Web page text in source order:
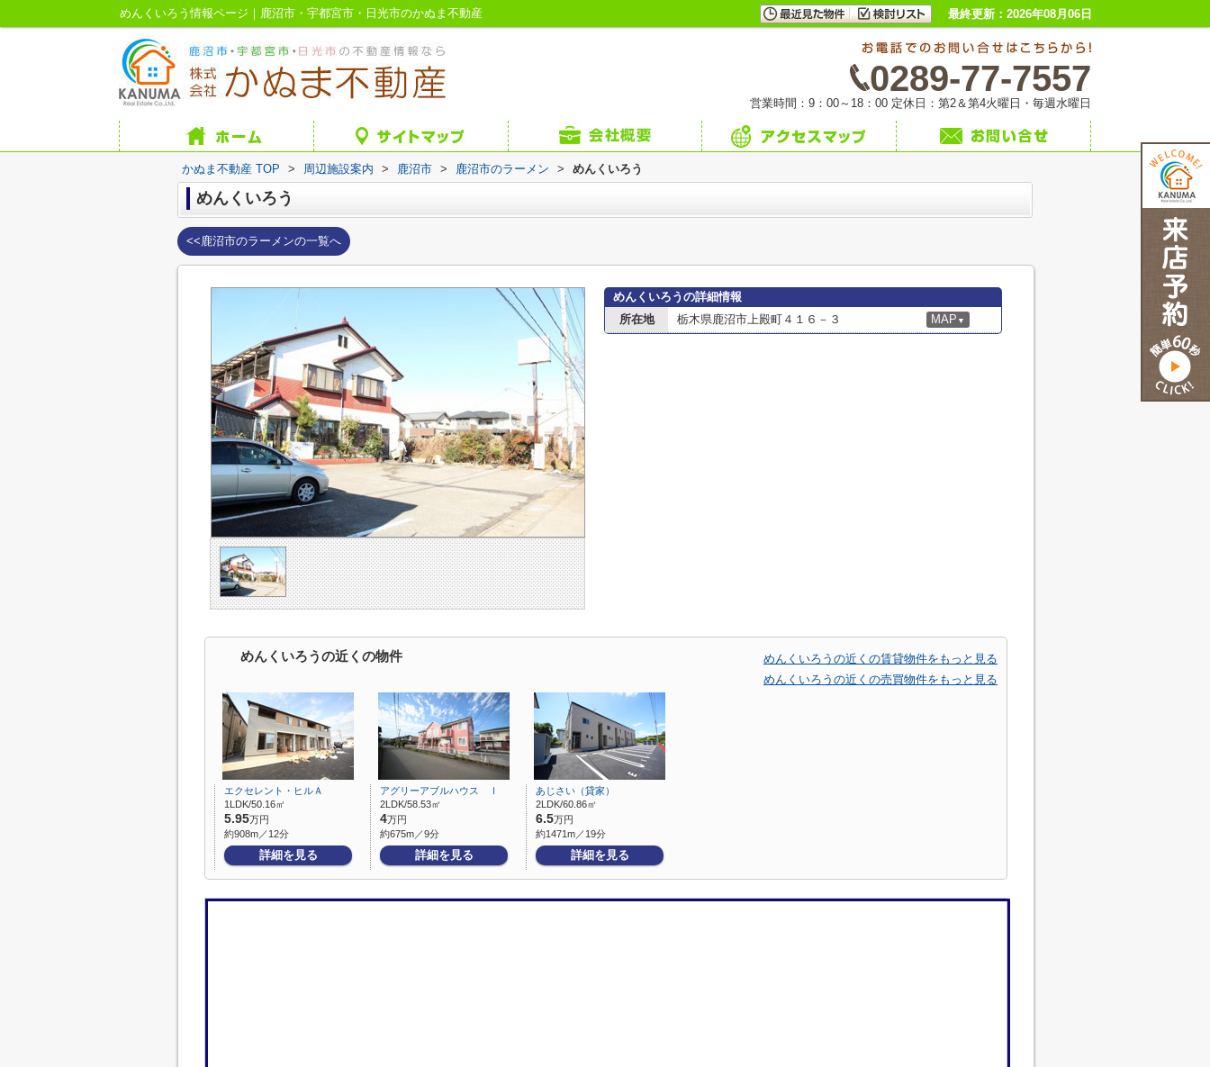
めんくいろう情報ページ｜鹿沼市・宇都宮市・日光市のかぬま不動産 最終更新：2026年08月06日
0289-77-7557
営業時間：9：00～18：00 定休日：第2＆第4火曜日・毎週水曜日
かぬま不動産 TOP > 周辺施設案内 > 鹿沼市 > 鹿沼市のラーメン > めんくいろう
めんくいろう
<<鹿沼市のラーメンの一覧へ
めんくいろうの詳細情報
所在地
栃木県鹿沼市上殿町４１６－３ MAP ▼
めんくいろうの近くの物件
めんくいろうの近くの賃貸物件をもっと見る
めんくいろうの近くの売買物件をもっと見る
エクセレント・ヒルＡ
1LDK/50.16㎡
5.95万円
約908m／12分
詳細を見る
アグリーアブルハウス Ⅰ
2LDK/58.53㎡
4万円
約675m／9分
詳細を見る
あじさい（貸家）
2LDK/60.86㎡
6.5万円
約1471m／19分
詳細を見る